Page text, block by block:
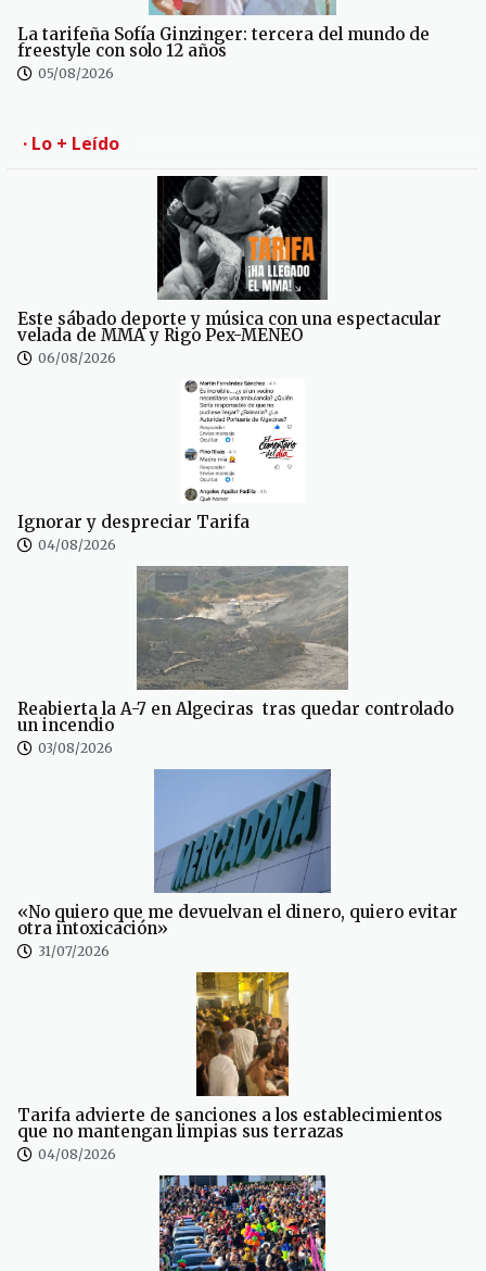
La tarifeña Sofía Ginzinger: tercera del mundo de
freestyle con solo 12 años
05/08/2026
· Lo + Leído
Este sábado deporte y música con una espectacular
velada de MMA y Rigo Pex-MENEO
06/08/2026
Ignorar y despreciar Tarifa
04/08/2026
Reabierta la A-7 en Algeciras tras quedar controlado
un incendio
03/08/2026
«No quiero que me devuelvan el dinero, quiero evitar
otra intoxicación»
31/07/2026
Tarifa advierte de sanciones a los establecimientos
que no mantengan limpias sus terrazas
04/08/2026